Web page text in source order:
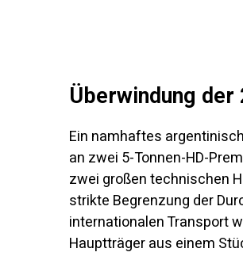
Überwindung
Ein namhaftes
an zwei 5-Tonnen-HD-
zwei großen technischen
strikte Begrenzung der
internationalen Transport
Hauptträger aus einem